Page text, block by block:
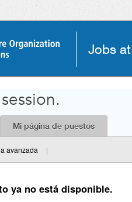
Jobs
Mi página de puestos
avanzada |
ya no está disponible.